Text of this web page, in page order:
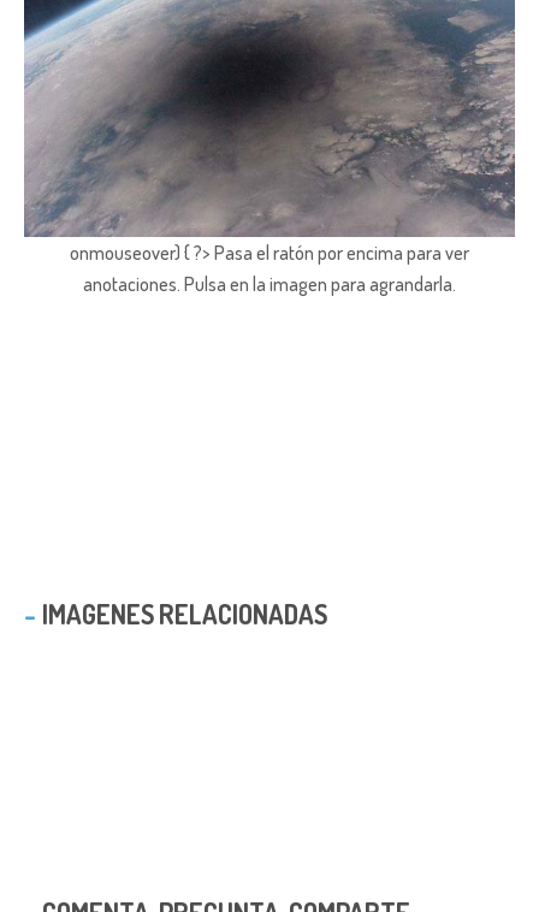
onmouseover) { ?> Pasa el ratón por encima para ver
anotaciones. Pulsa en la imagen para agrandarla.
IMAGENES RELACIONADAS